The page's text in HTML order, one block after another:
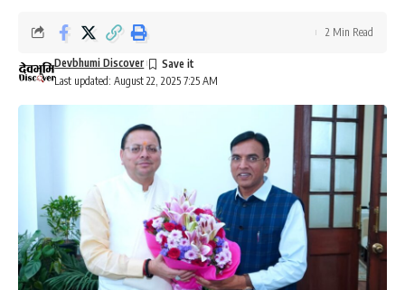
Last updated: August 22, 2025 7:25 AM
Devbhumi Discover
2 Min Read